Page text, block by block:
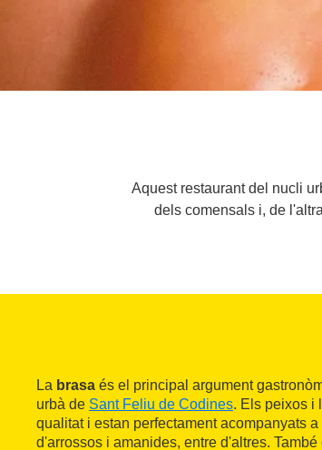
Aquest restaurant del nucli
dels comensals i, de
La brasa és el principal argument
urbà de Sant Feliu de Codines. Els peixos i
qualitat i estan perfectament acompanyats
d'arrossos i amanides, entre d'altres.